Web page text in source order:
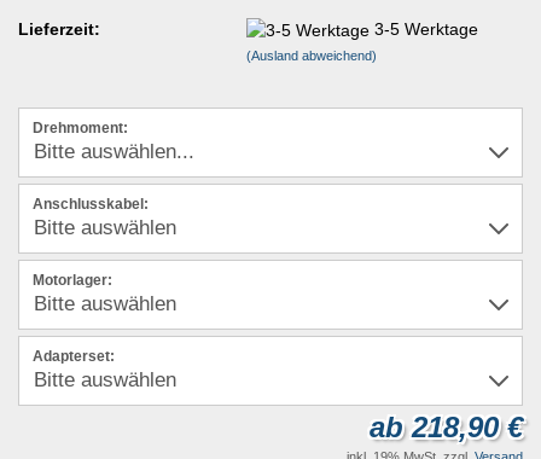
Lieferzeit: 3-5 Werktage
(Ausland abweichend)
Drehmoment:
Anschlusskabel:
Motorlager:
Adapterset:
ab 218,90 €